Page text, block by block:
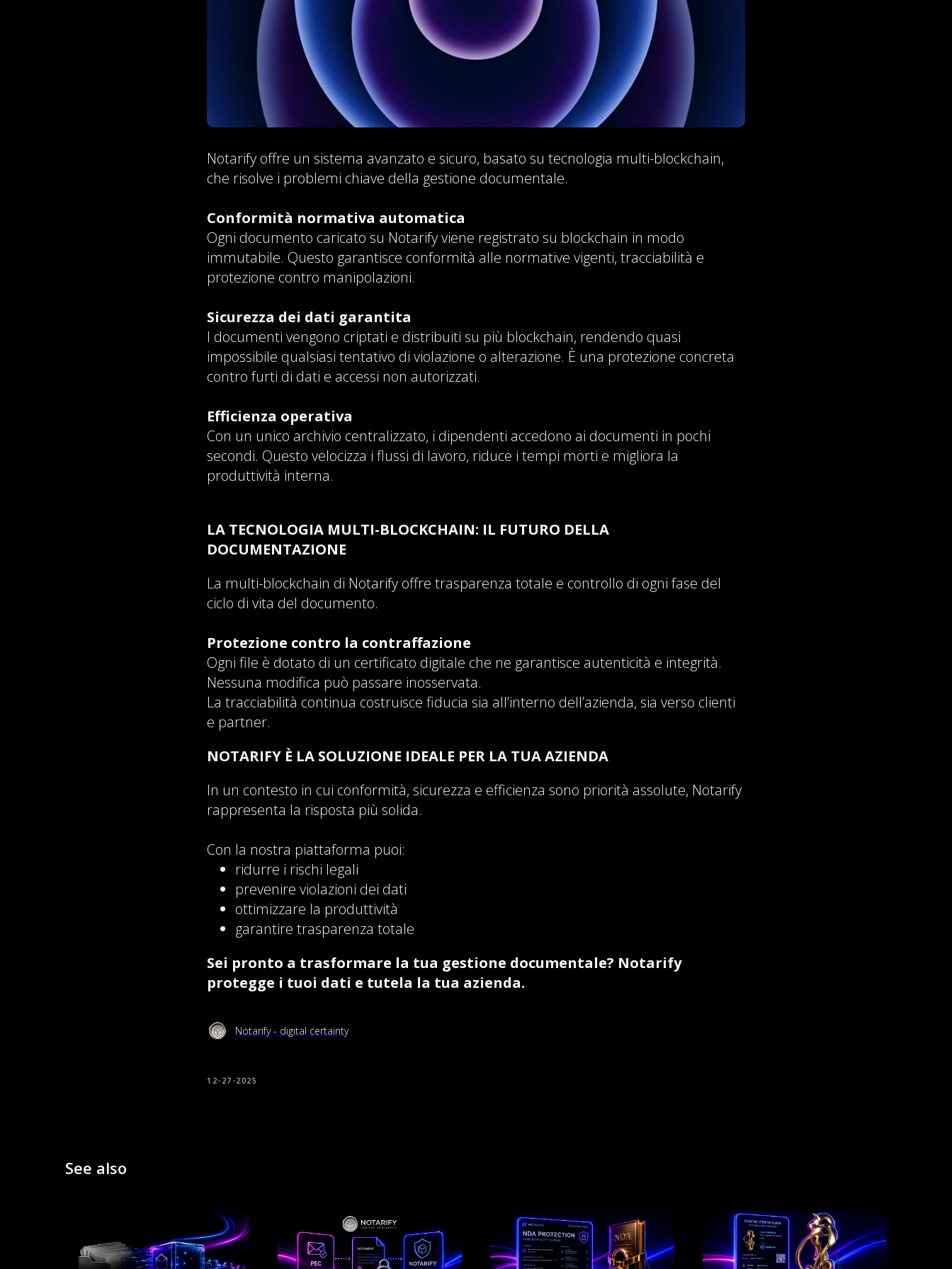
Notarify offre un sistema avanzato e sicuro, basato su tecnologia multi-blockchain,
che risolve i problemi chiave della gestione documentale.
Conformità normativa automatica
Ogni documento caricato su Notarify viene registrato su blockchain in modo
immutabile. Questo garantisce conformità alle normative vigenti, tracciabilità e
protezione contro manipolazioni.
Sicurezza dei dati garantita
I documenti vengono criptati e distribuiti su più blockchain, rendendo quasi
impossibile qualsiasi tentativo di violazione o alterazione. È una protezione concreta
contro furti di dati e accessi non autorizzati.
Efficienza operativa
Con un unico archivio centralizzato, i dipendenti accedono ai documenti in pochi
secondi. Questo velocizza i flussi di lavoro, riduce i tempi morti e migliora la
produttività interna.
LA TECNOLOGIA MULTI-BLOCKCHAIN: IL FUTURO DELLA
DOCUMENTAZIONE
La multi-blockchain di Notarify offre trasparenza totale e controllo di ogni fase del
ciclo di vita del documento.
Protezione contro la contraffazione
Ogni file è dotato di un certificato digitale che ne garantisce autenticità e integrità.
Nessuna modifica può passare inosservata.
La tracciabilità continua costruisce fiducia sia all’interno dell’azienda, sia verso clienti
e partner.
NOTARIFY È LA SOLUZIONE IDEALE PER LA TUA AZIENDA
In un contesto in cui conformità, sicurezza e efficienza sono priorità assolute, Notarify
rappresenta la risposta più solida.
Con la nostra piattaforma puoi:
ridurre i rischi legali
prevenire violazioni dei dati
ottimizzare la produttività
garantire trasparenza totale
Sei pronto a trasformare la tua gestione documentale? Notarify
protegge i tuoi dati e tutela la tua azienda.
Notarify - digital certainty
12-27-2025
See also